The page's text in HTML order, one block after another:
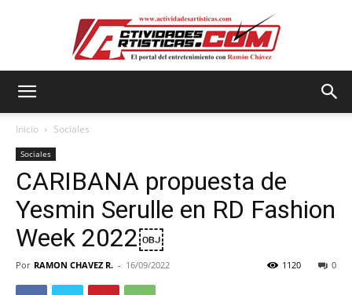
Inicio Sociales
Sociales
CARIBANA propuesta de
Yesmin Serulle en RD Fashion
Week 2022￼
Por RAMON CHAVEZ R. - 16/09/2022 0
1120